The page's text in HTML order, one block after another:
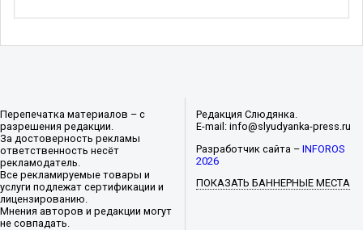
Перепечатка материалов – с
разрешения редакции.
За достоверность рекламы
ответственность несёт
рекламодатель.
Все рекламируемые товары и
услуги подлежат сертификации и
лицензированию.
Мнения авторов и редакции могут
не совпадать.
Редакция Слюдянка.
E-mail: info@slyudyanka-press.ru
Разработчик сайта –INFOROS
2026
ПОКАЗАТЬ БАННЕРНЫЕ МЕСТА